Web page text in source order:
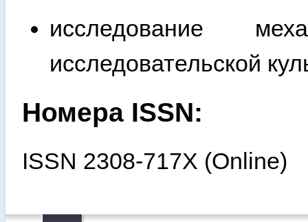
исследование
исследовательской
Номера ISSN:
ISSN 2308-717X (Online)